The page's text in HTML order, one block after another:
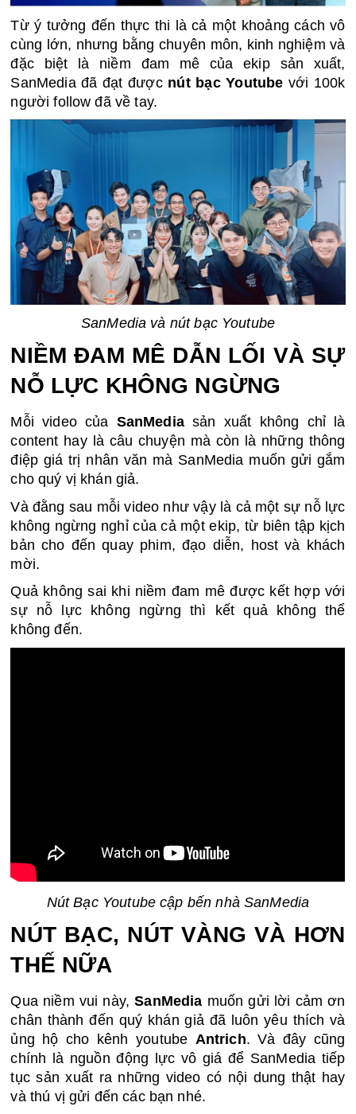
Từ ý tưởng đến thực thi là cả một khoảng cách vô
cùng lớn, nhưng bằng chuyên môn, kinh nghiệm và
đặc biệt là niềm đam mê của ekip sản xuất,
SanMedia đã đạt được nút bạc Youtube với 100k
người follow đã về tay.
SanMedia và nút bạc Youtube
NIỀM ĐAM MÊ DẪN LỐI VÀ SỰ
NỖ LỰC KHÔNG NGỪNG
Mỗi video của SanMedia sản xuất không chỉ là
content hay là câu chuyện mà còn là những thông
điệp giá trị nhân văn mà SanMedia muốn gửi gắm
cho quý vị khán giả.
Và đằng sau mỗi video như vậy là cả một sự nỗ lực
không ngừng nghỉ của cả một ekip, từ biên tập kịch
bản cho đến quay phim, đạo diễn, host và khách
mời.
Quả không sai khi niềm đam mê được kết hợp với
sự nỗ lực không ngừng thì kết quả không thể
không đến.
Nút Bạc Youtube cập bến nhà SanMedia
NÚT BẠC, NÚT VÀNG VÀ HƠN
THẾ NỮA
Qua niềm vui này, SanMedia muốn gửi lời cảm ơn
chân thành đến quý khán giả đã luôn yêu thích và
ủng hộ cho kênh youtube Antrich. Và đây cũng
chính là nguồn động lực vô giá để SanMedia tiếp
tục sản xuất ra những video có nội dung thật hay
và thú vị gửi đến các bạn nhé.